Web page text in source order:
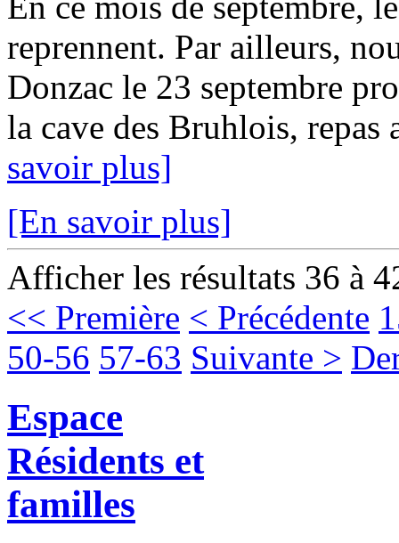
reprennent. Par ailleurs,
Donzac le 23 septembre
la cave des Bruhlois, repas
savoir plus]
[En savoir plus]
Afficher les résultats 36 à
<< Première < Précédente
50-56 57-63 Suivante >
Espace
Résidents et
familles